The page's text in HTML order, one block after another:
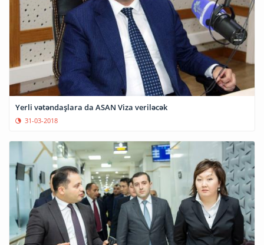
Yerli vətəndaşlara da ASAN Viza veriləcək
31-03-2018